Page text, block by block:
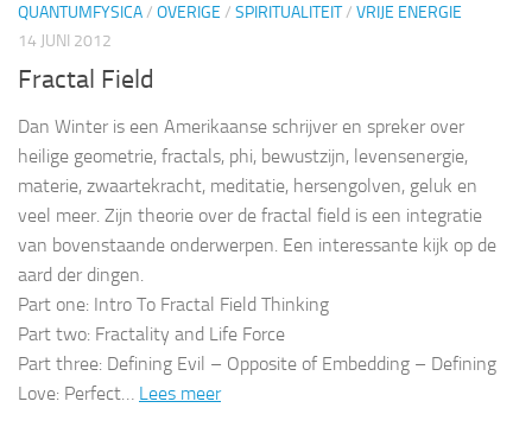
QUANTUMFYSICA/ OVERIGE / SPIRITUALITEIT/ VRIJE ENERGIE
14 JUNI 2012
Fractal Field
Dan Winter is een Amerikaanse schrijver en spreker over
heilige geometrie, fractals, phi, bewustzijn, levensenergie,
materie, zwaartekracht, meditatie, hersengolven, geluk en
veel meer. Zijn theorie over de fractal field is een integratie
van bovenstaande onderwerpen. Een interessante kijk op de
aard der dingen.
Part one: Intro To Fractal Field Thinking
Part two: Fractality and Life Force
Part three: Defining Evil – Opposite of Embedding – Defining
Love: Perfect… Lees meer